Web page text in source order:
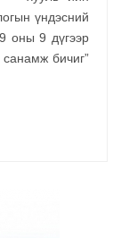
үндэсний
оны 9 дүгээр
бичиг”